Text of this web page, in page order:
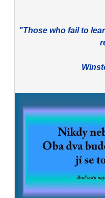
"Those who fail to